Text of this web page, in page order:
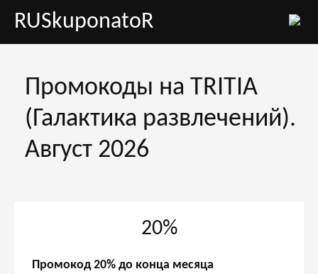
RUSkuponatoR
Промокоды на TRITIA
(Галактика развлечений).
Август 2026
20%
Промокод 20% до конца месяца